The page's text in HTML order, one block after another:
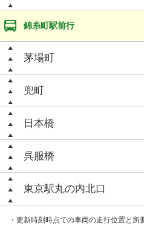
錦糸町駅前行
茅場町
兜町
日本橋
呉服橋
東京駅丸の内北口
・更新時刻時点での車両の走行位置と所